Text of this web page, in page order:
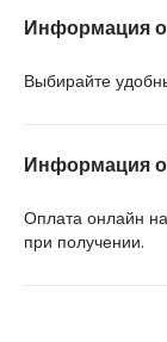
Информация о
Выбирайте
Информация
Оплата онлайн
при получении.